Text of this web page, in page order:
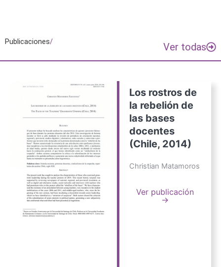
Publicaciones/ Ver todas
Los rostros de
la rebelión de
las bases
docentes
(Chile, 2014)
Christian Matamoros
Ver publicación
→